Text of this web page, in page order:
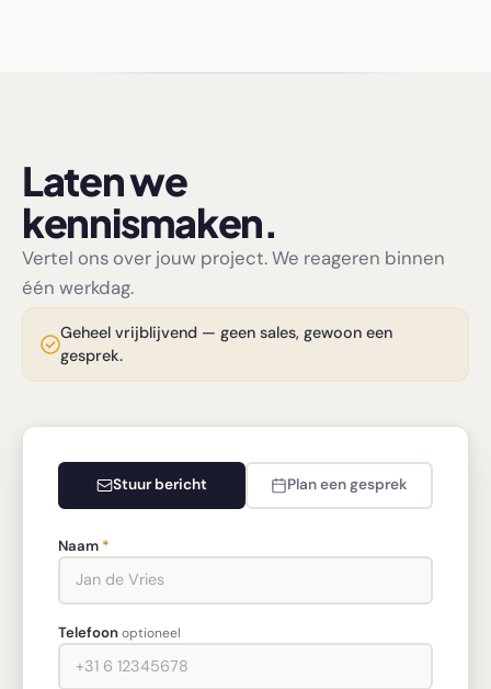
Laten we
kennismaken.
Vertel ons over jouw project. We reageren binnen
één werkdag.
Geheel vrijblijvend — geen sales, gewoon een
gesprek.
Stuur bericht Plan een gesprek
Naam *
Telefoonoptioneel